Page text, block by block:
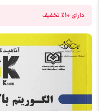
دارای 10% تخفیف